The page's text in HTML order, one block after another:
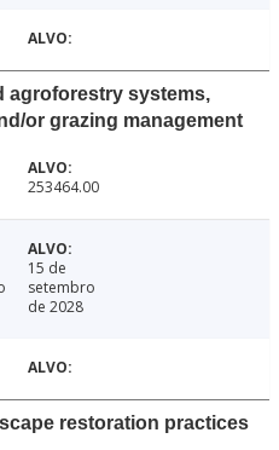
agroforestry systems,
or grazing management
253464.00
15 de
setembro
de 2028
restoration practices